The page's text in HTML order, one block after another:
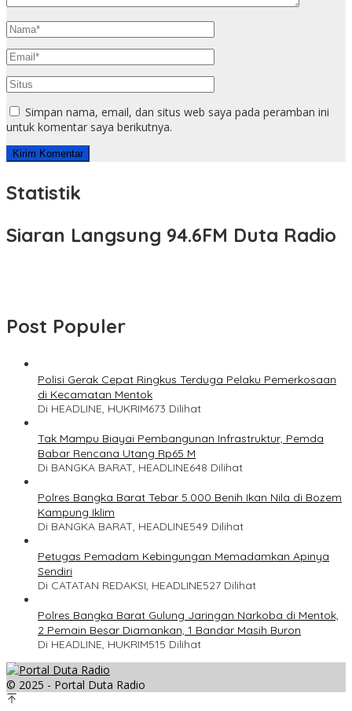
Simpan nama, email, dan situs web saya pada peramban ini
untuk komentar saya berikutnya.
Statistik
Siaran Langsung 94.6FM Duta Radio
Post Populer
Polisi Gerak Cepat Ringkus Terduga Pelaku Pemerkosaan
di Kecamatan Mentok
Di HEADLINE, HUKRIM673 Dilihat
Tak Mampu Biayai Pembangunan Infrastruktur, Pemda
Babar Rencana Utang Rp65 M
Di BANGKA BARAT, HEADLINE648 Dilihat
Polres Bangka Barat Tebar 5.000 Benih Ikan Nila di Bozem
Kampung Iklim
Di BANGKA BARAT, HEADLINE549 Dilihat
Petugas Pemadam Kebingungan Memadamkan Apinya
Sendiri
Di CATATAN REDAKSI, HEADLINE527 Dilihat
Polres Bangka Barat Gulung Jaringan Narkoba di Mentok,
2 Pemain Besar Diamankan, 1 Bandar Masih Buron
Di HEADLINE, HUKRIM515 Dilihat
© 2025 - Portal Duta Radio